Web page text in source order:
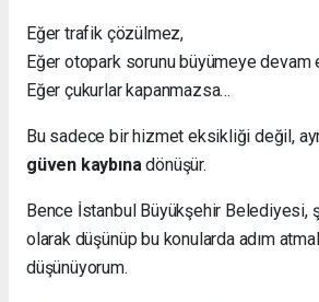
Eğer trafik çözülmez,
Eğer otopark sorunu büyümeye devam
Eğer çukurlar kapanmazsa…
Bu sadece bir hizmet eksikliği değil,
güven kaybınadönüşür.
Bence İstanbul Büyükşehir Belediyesi,
olarak düşünüp bu konularda adım
düşünüyorum.